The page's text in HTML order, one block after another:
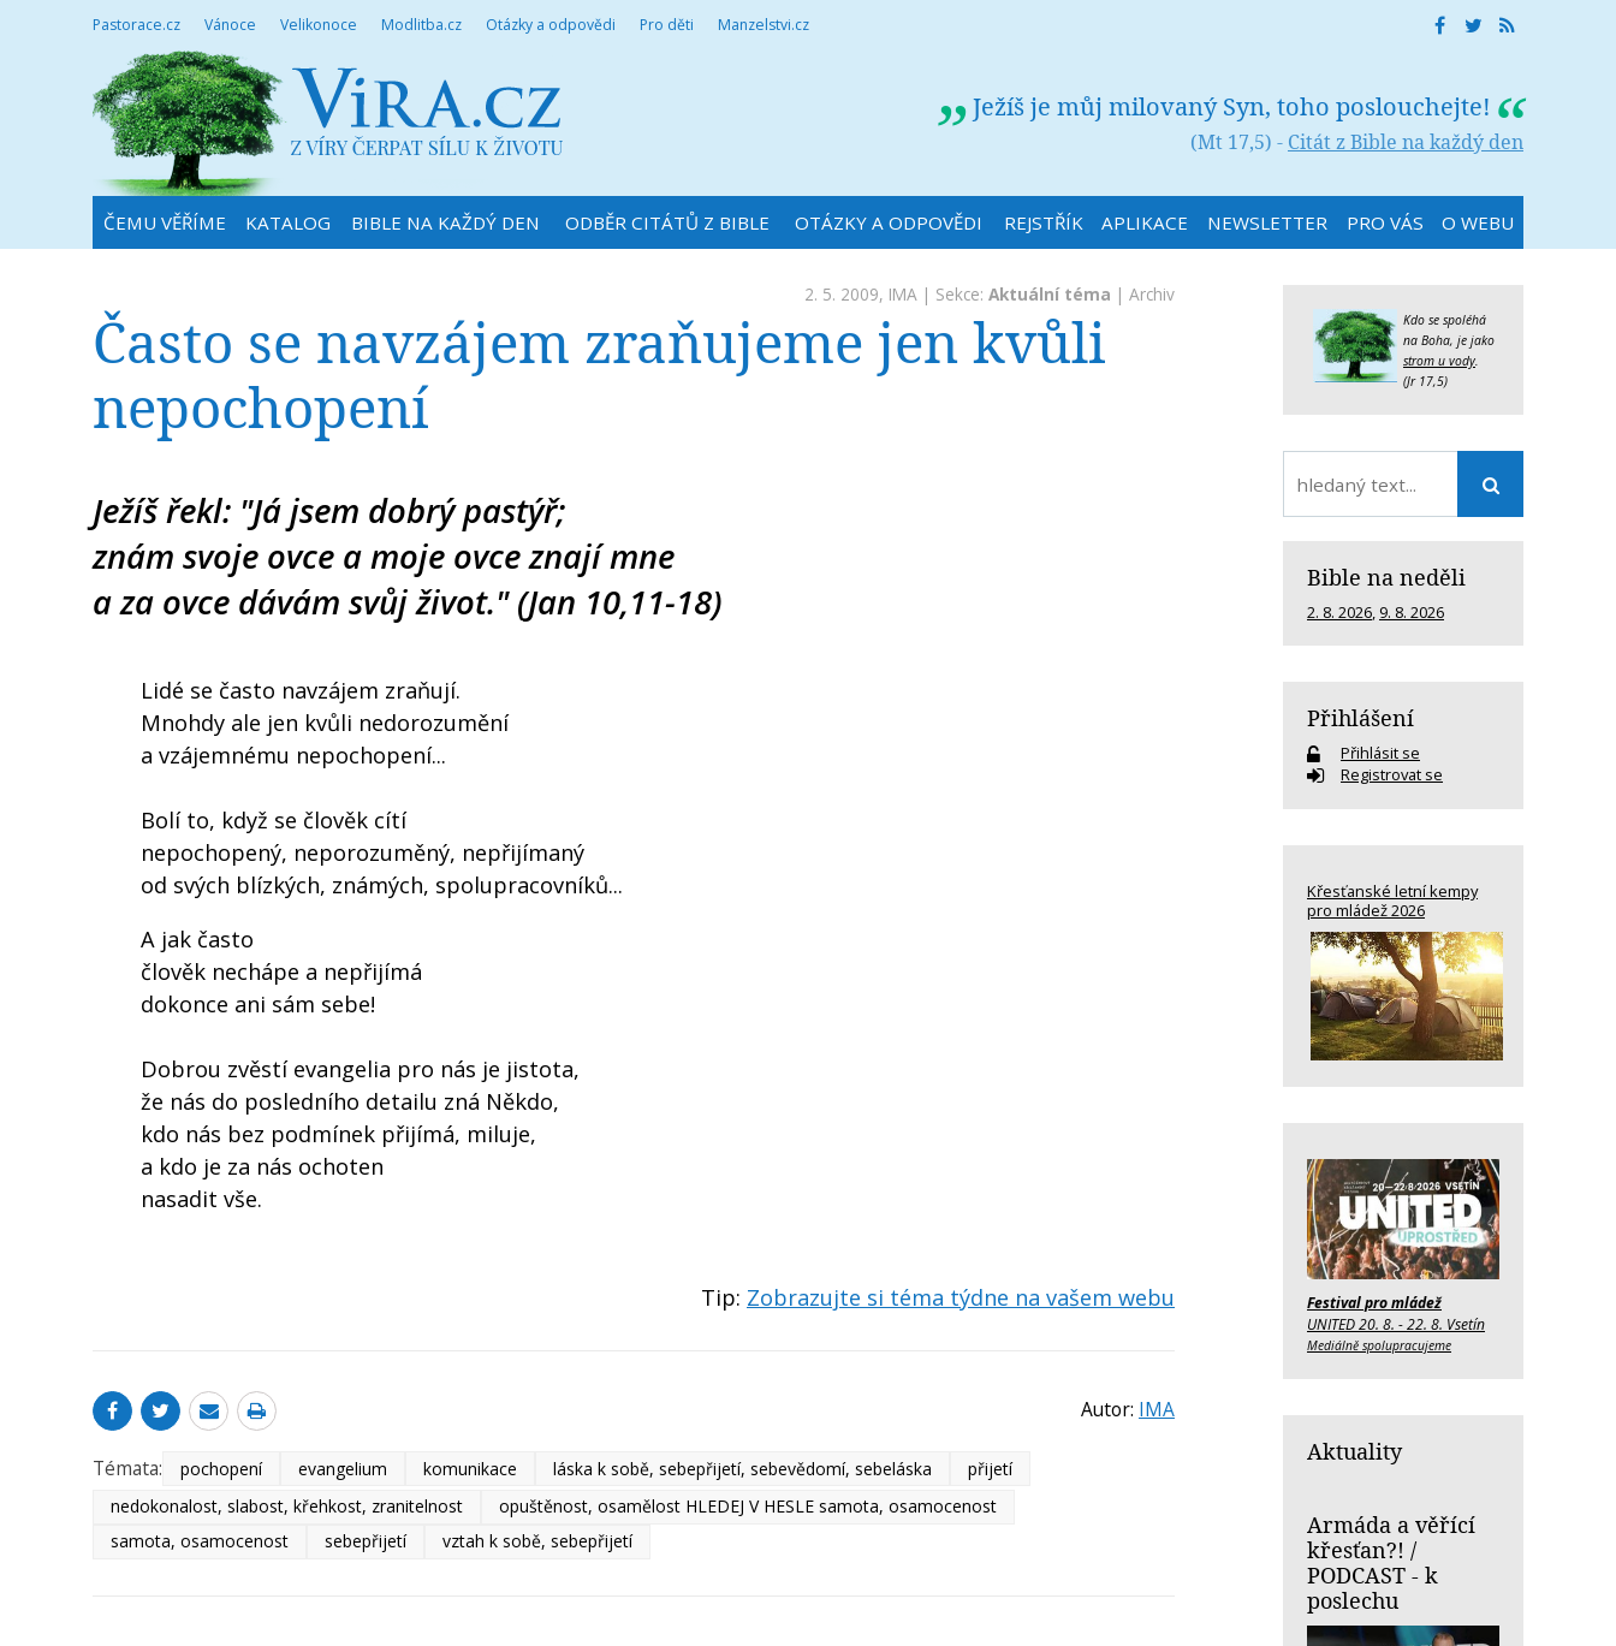
Pastorace.cz Vánoce Velikonoce Modlitba.cz Otázky a odpovědi Pro děti Manzelstvi.cz
Ježíš je můj milovaný Syn, toho poslouchejte!
(Mt 17,5) - Citát z Bible na každý den
ČEMU VĚŘÍME KATALOG BIBLE NA KAŽDÝ DEN ODBĚR CITÁTŮ Z BIBLE OTÁZKY A ODPOVĚDI REJSTŘÍK APLIKACE NEWSLETTER PRO VÁS O WEBU
2. 5. 2009, IMA | Sekce: Aktuální téma | Archiv
Často se navzájem zraňujeme jen kvůli
nepochopení
Ježíš řekl: "Já jsem dobrý pastýř;
znám svoje ovce a moje ovce znají mne
a za ovce dávám svůj život." (Jan 10,11-18)
Lidé se často navzájem zraňují.
Mnohdy ale jen kvůli nedorozumění
a vzájemnému nepochopení...
Bolí to, když se člověk cítí
nepochopený, neporozuměný, nepřijímaný
od svých blízkých, známých, spolupracovníků...
A jak často
člověk nechápe a nepřijímá
dokonce ani sám sebe!
Dobrou zvěstí evangelia pro nás je jistota,
že nás do posledního detailu zná Někdo,
kdo nás bez podmínek přijímá, miluje,
a kdo je za nás ochoten
nasadit vše.
Tip: Zobrazujte si téma týdne na vašem webu
Autor: IMA
Témata: pochopení evangelium komunikace láska k sobě, sebepřijetí, sebevědomí, sebeláska
přijetí
nedokonalost, slabost, křehkost, zranitelnost
opuštěnost, osamělost HLEDEJ V HESLE samota, osamocenost
samota, osamocenost
sebepřijetí vztah k sobě, sebepřijetí
Kdo se spoléhá
na Boha, je jako
strom u vody.
(Jr 17,5)
Bible na neděli
2. 8. 2026, 9. 8. 2026
Přihlášení
Přihlásit se
Registrovat se
Křesťanské letní kempy
pro mládež 2026
Festival pro mládež
UNITED 20. 8. - 22. 8. Vsetín
Mediálně spolupracujeme
Aktuality
Armáda a věřící
křesťan?! /
PODCAST - k
poslechu